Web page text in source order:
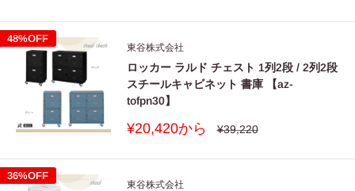
価
格
48%OFF
東谷株式会社
ロッカー ラルド チェスト 1列2段 / 2列2段
スチールキャビネット 書庫 【az-
tofpn30】
販
価
¥20,420から
通
格
¥39,220
36%OFF
東谷株式会社